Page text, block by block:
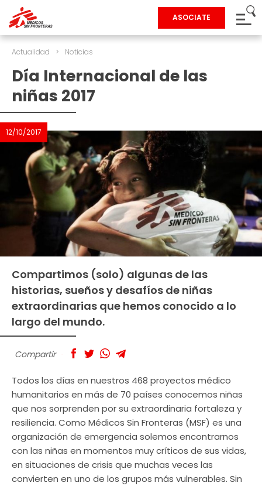
ASOCIATE
Actualidad > Noticias
Día Internacional de las
niñas 2017
12/10/2017
Compartimos (solo) algunas de las
historias, sueños y desafíos de niñas
extraordinarias que hemos conocido a lo
largo del mundo.
Compartir
Todos los días en nuestros 468 proyectos médico
humanitarios en más de 70 países conocemos niñas
que nos sorprenden por su extraordinaria fortaleza y
resiliencia. Como Médicos Sin Fronteras (MSF) es una
organización de emergencia solemos encontrarnos
con las niñas en momentos muy críticos de sus vidas,
en situaciones de crisis que muchas veces las
convierten en uno de los grupos más vulnerables. Sin